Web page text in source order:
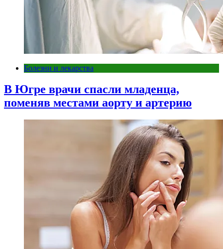
Болезни и лекарства
В Югре врачи спасли младенца,
поменяв местами аорту и артерию